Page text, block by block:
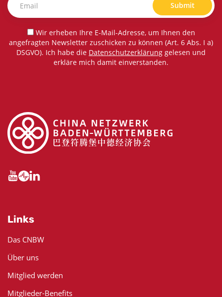
Submit
Wir erheben Ihre E-Mail-Adresse, um Ihnen den
angefragten Newsletter zuschicken zu können (Art. 6 Abs. I a)
DSGVO). Ich habe die Datenschutzerklärung gelesen und
erkläre mich damit einverstanden.
Links
Das CNBW
Über uns
Mitglied werden
Mitglieder-Benefits